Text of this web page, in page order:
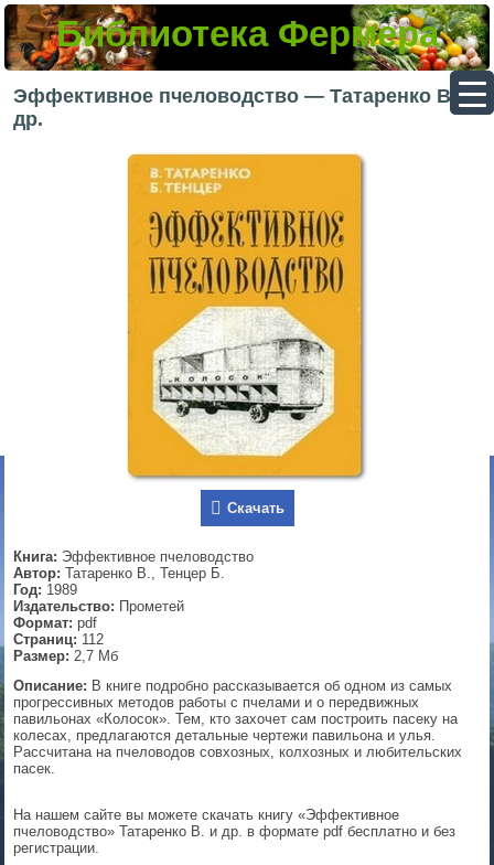
Библиотека Фермера
Эффективное пчеловодство — Татаренко В. и
др.
Скачать
Книга: Эффективное пчеловодство
Автор: Татаренко В., Тенцер Б.
Год: 1989
Издательство: Прометей
Формат: pdf
Страниц: 112
Размер: 2,7 Мб
Описание: В книге подробно рассказывается об одном из самых
прогрессивных методов работы с пчелами и о передвижных
павильонах «Колосок». Тем, кто захочет сам построить пасеку на
колесах, предлагаются детальные чертежи павильона и улья.
Рассчитана на пчеловодов совхозных, колхозных и любительских
пасек.
На нашем сайте вы можете скачать книгу «Эффективное
пчеловодство» Татаренко В. и др. в формате pdf бесплатно и без
регистрации.
▼
▼
▼